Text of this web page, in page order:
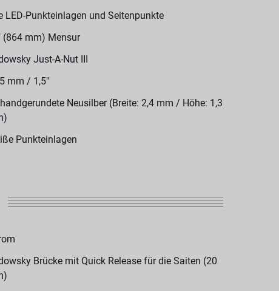
LED-Punkteinlagen und Seitenpunkte
(864 mm) Mensur
Just-A-Nut III
mm / 1,5"
Neusilber (Breite: 2,4 mm / Höhe: 1,3
Punkteinlagen
Brücke mit Quick Release für die Saiten (20